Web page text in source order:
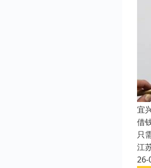
宜
借
只
江
26-